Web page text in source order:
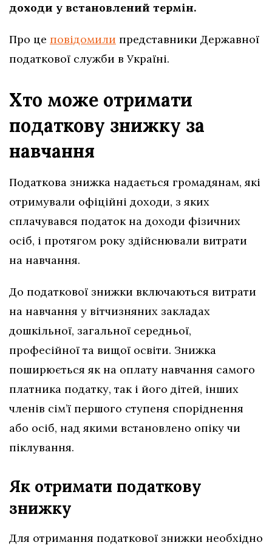
доходи у встановлений термін.
Про це повідомили представники Державної
податкової служби в Україні.
Хто може отримати
податкову знижку за
навчання
Податкова знижка надається громадянам, які
отримували офіційні доходи, з яких
сплачувався податок на доходи фізичних
осіб, і протягом року здійснювали витрати
на навчання.
До податкової знижки включаються витрати
на навчання у вітчизняних закладах
дошкільної, загальної середньої,
професійної та вищої освіти. Знижка
поширюється як на оплату навчання самого
платника податку, так і його дітей, інших
членів сім’ї першого ступеня споріднення
або осіб, над якими встановлено опіку чи
піклування.
Як отримати податкову
знижку
Для отримання податкової знижки необхідно